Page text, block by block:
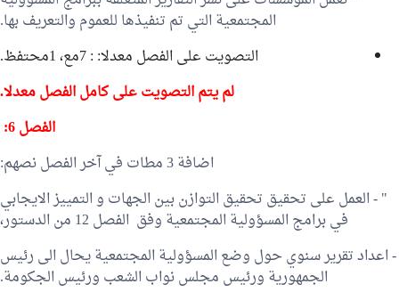
المجتمعية التي تم تنفيذها للعموم والتعريف بها.
التصويت على الفصل معدلا: : 7مع، 1محتفظ.
لم يتم التصويت على كامل الفصل معدلا.
الفصل 6:
اضافة 3 مطات في آخر الفصل نصهم:
" - العمل على تحقيق تحقيق التوازن بين الجهات و التمييز الايجابي
في برامج المسؤولية المجتمعية وفق الفصل 12 من الدستور،
- اعداد تقرير سنوي حول وضع المسؤولية المجتمعية يحال الى رئيس
الجمهورية ورئيس مجلس نواب الشعب ورئيس الجكومة.